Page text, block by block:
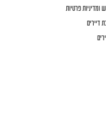
ומדיניות פרטיות
דיירים